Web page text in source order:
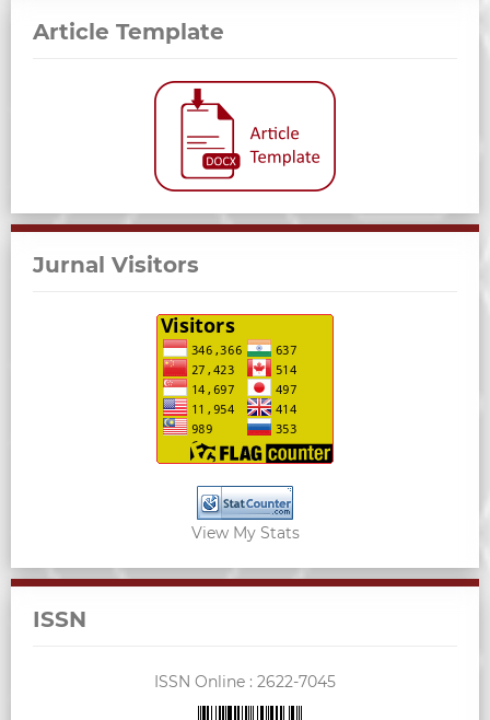
Article Template
Jurnal Visitors
View My Stats
ISSN
ISSN Online : 2622-7045